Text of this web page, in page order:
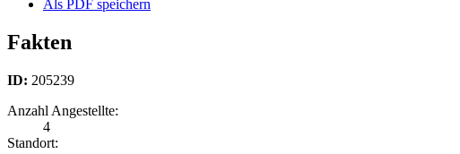
Als PDF speichern
Fakten
ID: 205239
Anzahl Angestellte:
4
Standort: